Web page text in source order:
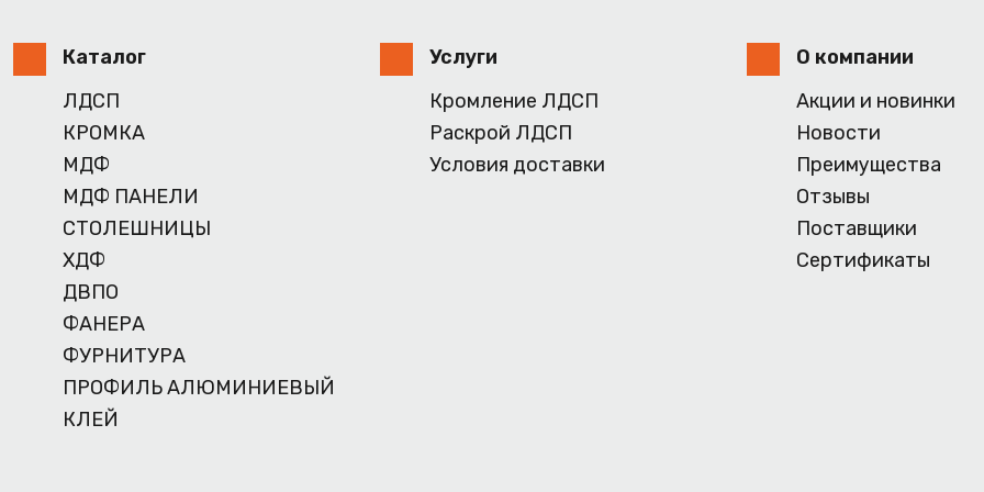
Каталог
ЛДСП
КРОМКА
МДФ
МДФ ПАНЕЛИ
СТОЛЕШНИЦЫ
ХДФ
ДВПО
ФАНЕРА
ФУРНИТУРА
ПРОФИЛЬ АЛЮМИНИЕВЫЙ
КЛЕЙ
Услуги
Кромление ЛДСП
Раскрой ЛДСП
Условия доставки
О компании
Акции и новинки
Новости
Преимущества
Отзывы
Поставщики
Сертификаты